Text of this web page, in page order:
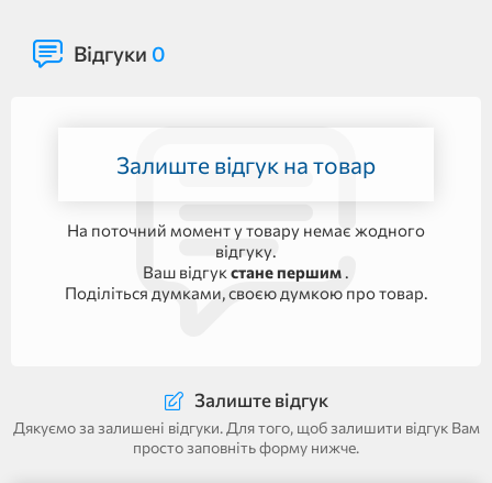
Відгуки 0
Залиште відгук на товар
На поточний момент у товару немає жодного
відгуку.
Ваш відгук стане першим .
Поділіться думками, своєю думкою про товар.
Залиште відгук
Дякуємо за залишені відгуки. Для того, щоб залишити відгук Вам
просто заповніть форму нижче.